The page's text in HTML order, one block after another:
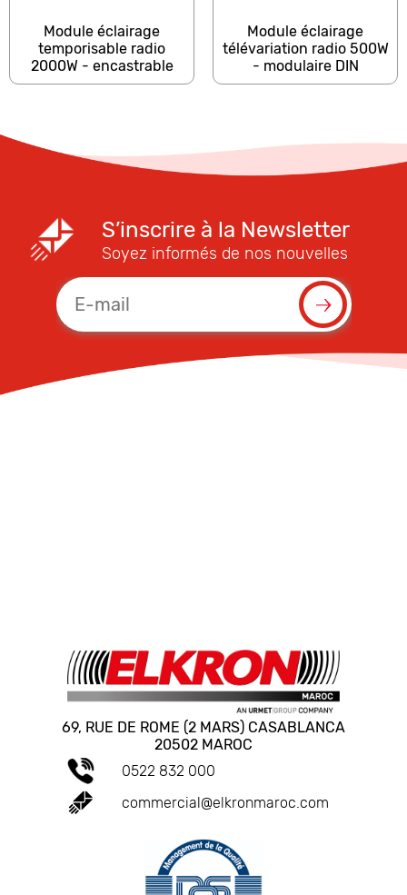
Module éclairage
temporisable radio
2000W - encastrable
Module éclairage
télévariation radio 500W
- modulaire DIN
S’inscrire à la Newsletter
Soyez informés de nos nouvelles
69, RUE DE ROME (2 MARS) CASABLANCA
20502 MAROC
0522 832 000
commercial@elkronmaroc.com